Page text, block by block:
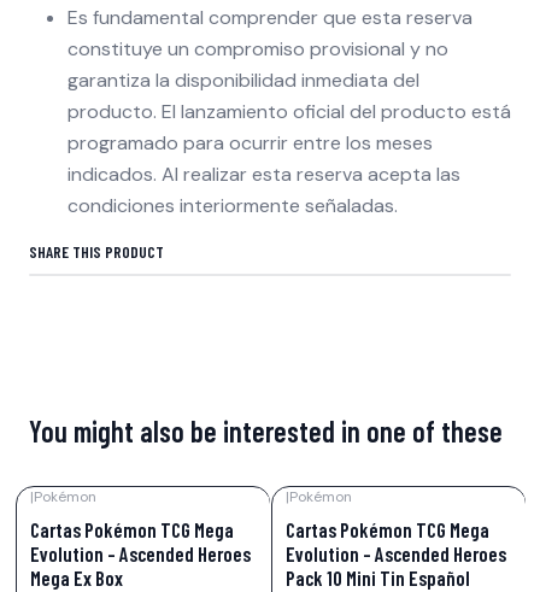
Es fundamental comprender que esta reserva
constituye un compromiso provisional y no
garantiza la disponibilidad inmediata del
producto. El lanzamiento oficial del producto está
programado para ocurrir entre los meses
indicados. Al realizar esta reserva acepta las
condiciones interiormente señaladas.
SHARE THIS PRODUCT
You might also be interested in one of these
|Pokémon
Cartas Pokémon TCG Mega
Evolution – Ascended Heroes
Mega Ex Box
|Pokémon
Cartas Pokémon TCG Mega
Evolution – Ascended Heroes
Pack 10 Mini Tin Español